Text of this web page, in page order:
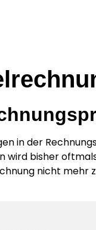
in der
wird bisher
nicht mehr